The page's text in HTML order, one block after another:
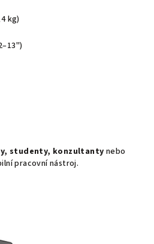
kg)
studenty, konzultanty nebo
pracovní nástroj.